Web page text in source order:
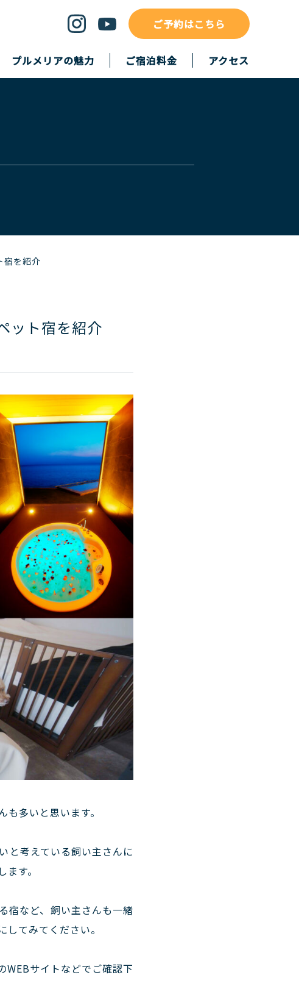
ご予約はこちら
プルメリアの魅力 ご宿泊料金 アクセス
を紹介
ット宿を紹介
多いと思います。
と考えている飼い主さんに
ます。
宿など、飼い主さんも一緒
てみてください。
サイトなどでご確認下